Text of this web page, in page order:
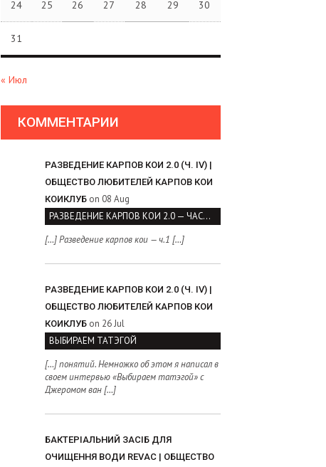
24 25 26 27 28 29 30
31
« Июл
КОММЕНТАРИИ
РАЗВЕДЕНИЕ КАРПОВ КОИ 2.0 (Ч. IV) |
ОБЩЕСТВО ЛЮБИТЕЛЕЙ КАРПОВ КОИ
КОИКЛУБ on 08 Aug
РАЗВЕДЕНИЕ КАРПОВ КОИ 2.0 — ЧАСТЬ I
[…] Разведение карпов кои — ч.1 […]
РАЗВЕДЕНИЕ КАРПОВ КОИ 2.0 (Ч. IV) |
ОБЩЕСТВО ЛЮБИТЕЛЕЙ КАРПОВ КОИ
КОИКЛУБ on 26 Jul
ВЫБИРАЕМ ТАТЭГОЙ
[…] понятий. Немножко об этом я написал в
своем интервью «Выбираем татэгой» с
Джеромом ван […]
БАКТЕРІАЛЬНИЙ ЗАСІБ ДЛЯ
ОЧИЩЕННЯ ВОДИ REVAC | ОБЩЕСТВО